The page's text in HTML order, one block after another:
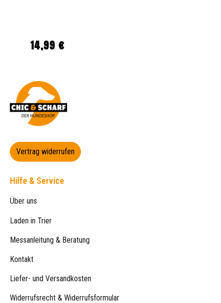
Regulärer Preis:
14,99 €
Vertrag widerrufen
Hilfe & Service
Über uns
Laden in Trier
Messanleitung & Beratung
Kontakt
Liefer- und Versandkosten
Widerrufsrecht & Widerrufsformular